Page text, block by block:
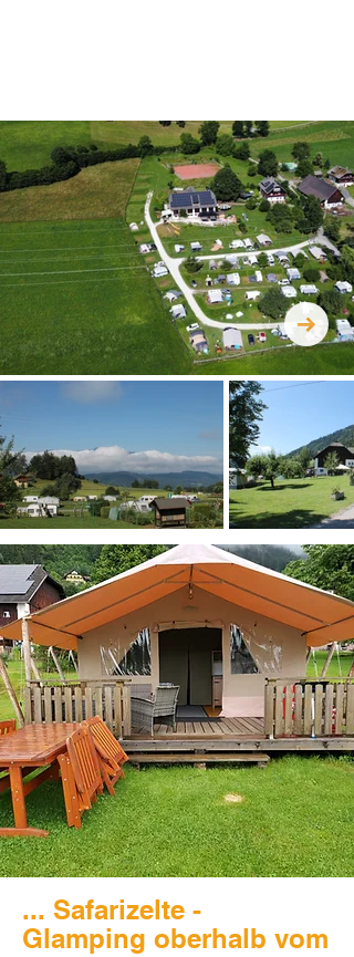
... Safarizelte -
Glamping oberhalb vom